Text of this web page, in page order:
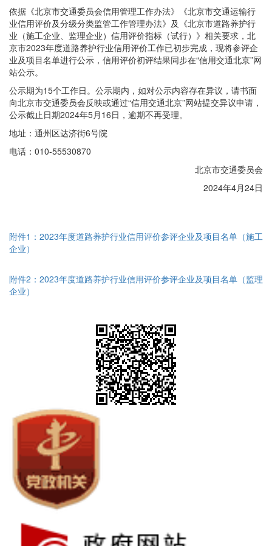
依据《北京市交通委员会信用管理工作办法》《北京市交通运输行
业信用评价及分级分类监管工作管理办法》及《北京市道路养护行
业（施工企业、监理企业）信用评价指标（试行）》相关要求，北
京市2023年度道路养护行业信用评价工作已初步完成，现将参评企
业及项目名单进行公示，信用评价初评结果同步在“信用交通北京”网
站公示。
公示期为15个工作日。公示期内，如对公示内容存在异议，请书面
向北京市交通委员会反映或通过“信用交通北京”网站提交异议申请，
公示截止日期2024年5月16日，逾期不再受理。
地址：通州区达济街6号院
电话：010-55530870
北京市交通委员会
2024年4月24日
附件1：2023年度道路养护行业信用评价参评企业及项目名单（施工
企业）
附件2：2023年度道路养护行业信用评价参评企业及项目名单（监理
企业）